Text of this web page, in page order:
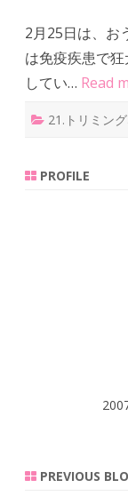
2月25日は、お
は免疫疾患で
してい… Read
21.トリミン
PROFILE
PREVIOUS